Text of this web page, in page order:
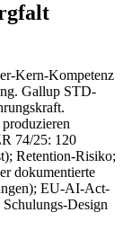
Kern-Kompetenz
Gallup STD-
74/25: 120
Retention-Risiko;
dokumentierte
EU-AI-Act-
Design